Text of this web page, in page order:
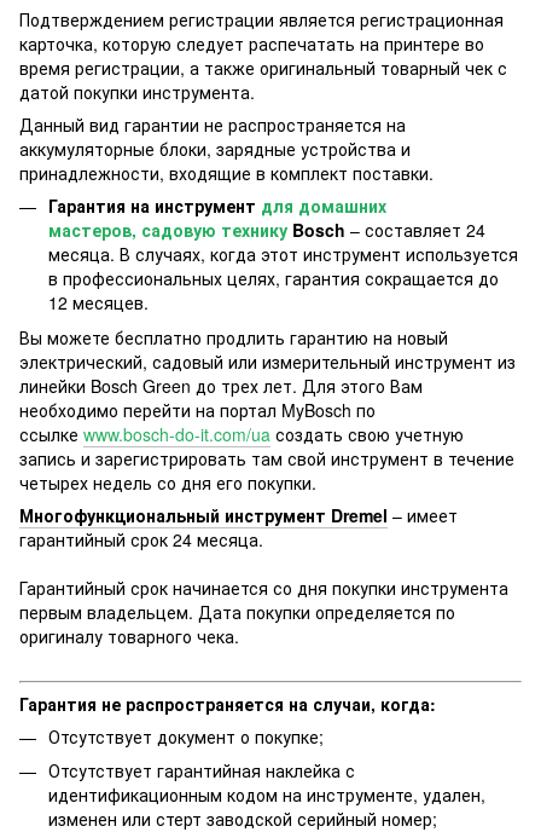
Подтверждением регистрации является регистрационная
карточка, которую следует распечатать на принтере во
время регистрации, а также оригинальный товарный чек с
датой покупки инструмента.
Данный вид гарантии не распространяется на
аккумуляторные блоки, зарядные устройства и
принадлежности, входящие в комплект поставки.
Гарантия на инструмент для домашних
мастеров, садовую технику Bosch – составляет 24
месяца. В случаях, когда этот инструмент используется
в профессиональных целях, гарантия сокращается до
12 месяцев.
Вы можете бесплатно продлить гарантию на новый
электрический, садовый или измерительный инструмент из
линейки Bosch Green до трех лет. Для этого Вам
необходимо перейти на портал MyBosch по
ссылке www.bosch-do-it.com/ua создать свою учетную
запись и зарегистрировать там свой инструмент в течение
четырех недель со дня его покупки.
Многофункциональный инструмент Dremel – имеет
гарантийный срок 24 месяца.
Гарантийный срок начинается со дня покупки инструмента
первым владельцем. Дата покупки определяется по
оригиналу товарного чека.
Гарантия не распространяется на случаи, когда:
Отсутствует документ о покупке;
Отсутствует гарантийная наклейка с
идентификационным кодом на инструменте, удален,
изменен или стерт заводской серийный номер;